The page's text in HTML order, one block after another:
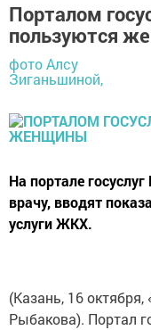
Порталом
пользуются
фото Алсу
Зиганьшиной,
На портале
врачу, вводят
услуги ЖКХ.
(Казань, 16
Рыбакова). Портал